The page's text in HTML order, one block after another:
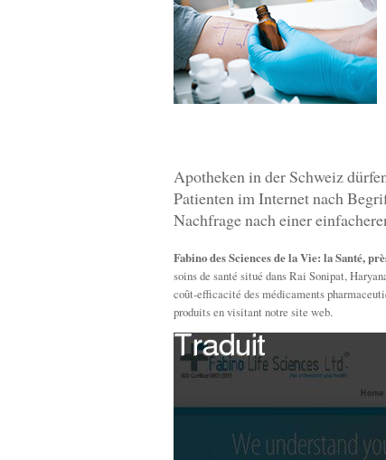
Apotheken in der Schweiz
Patienten im Internet nach
Nachfrage nach einer
Fabino des Sciences de la Vie: la Santé,
soins de santé situé dans Rai Sonipat,
coût-efficacité des médicaments
produits en visitant notre site web.